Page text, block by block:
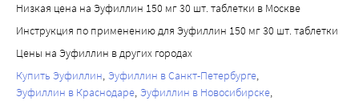
Низкая цена на Эуфиллин 150 мг 30 шт. таблетки в Москве
Инструкция по применению для Эуфиллин 150 мг 30 шт. таблетки
Цены на Эуфиллин в других городах
Купить Эуфиллин Эуфиллин в Санкт-Петербурге
Эуфиллин в Краснодаре Эуфиллин в Новосибирске